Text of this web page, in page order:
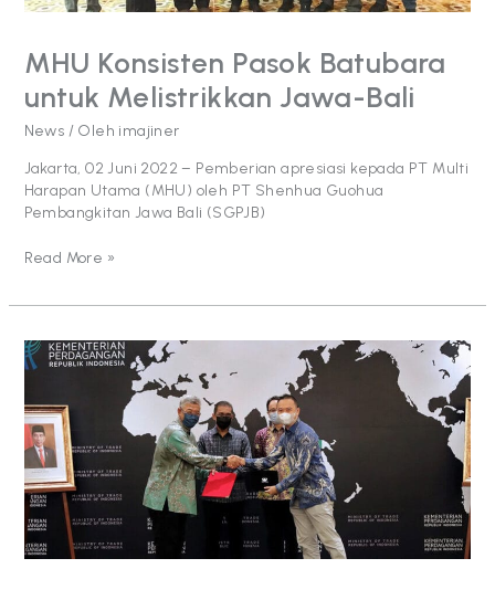
MHU Konsisten Pasok Batubara
untuk Melistrikkan Jawa-Bali
News / Oleh imajiner
Jakarta, 02 Juni 2022 – Pemberian apresiasi kepada PT Multi
Harapan Utama (MHU) oleh PT Shenhua Guohua
Pembangkitan Jawa Bali (SGPJB)
Read More »
Aktif
Dukung
Penuhi
DMO,
Anak
Usaha
MMS
Group
Indonesia, PT
Multi